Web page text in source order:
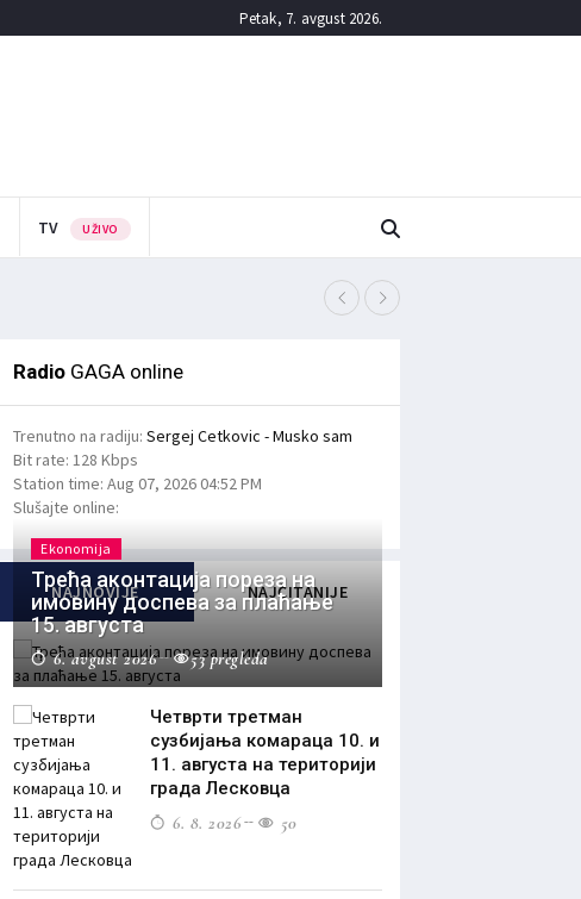
Petak, 7. avgust 2026.
TV UŽIVO
6/08/2026
Radio GAGA online
Trenutno na radiju: Sergej Cetkovic - Musko sam
Bit rate: 128 Kbps
Station time: Aug 07, 2026 04:52 PM
Slušajte online:
NAJNOVIJE NAJČITANIJE
Ekonomija
Трећа аконтација пореза на
имовину доспева за плаћање
15. августа
6. avgust 2026 53 pregleda
Четврти третман
сузбијања комараца 10. и
11. августа на територији
града Лесковца
6. 8. 2026
50